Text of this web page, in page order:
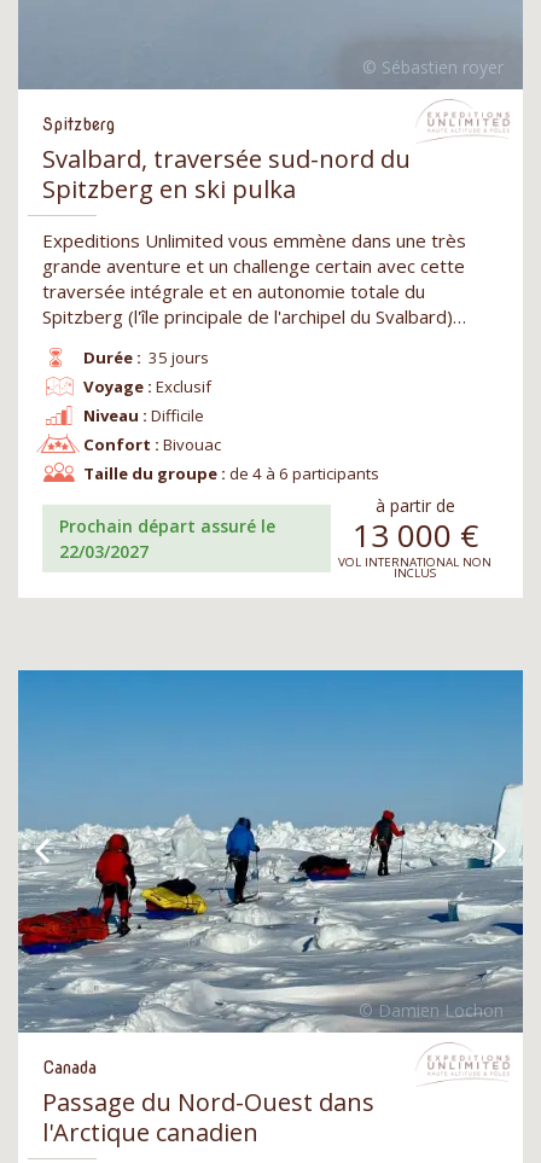
Spitzberg
Svalbard, traversée sud-nord du
Spitzberg en ski pulka
Expeditions Unlimited vous emmène dans une très
grande aventure et un challenge certain avec cette
traversée intégrale et en autonomie totale du
Spitzberg (l'île principale de l'archipel du Svalbard)…
Durée : 35 jours
Niveau : Difficile
Voyage : Exclusif
Confort : Bivouac
Taille du groupe : de 4 à 6 participants
Prochain départ assuré le
22/03/2027
à partir de
13 000 €
VOL INTERNATIONAL NON
INCLUS
Canada
Passage du Nord-Ouest dans
l'Arctique canadien